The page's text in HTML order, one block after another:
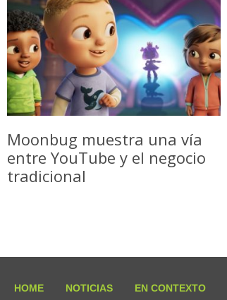
Moonbug muestra una vía
entre YouTube y el negocio
tradicional
HOME NOTICIAS EN CONTEXTO